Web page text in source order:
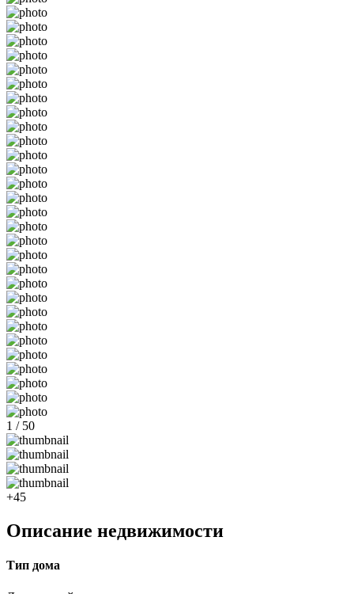
1 / 50
+45
Описание недвижимости
Тип дома